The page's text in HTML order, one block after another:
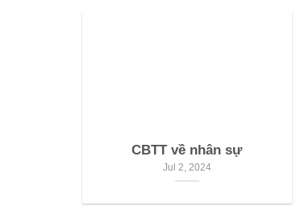
CBTT về nhân sự
Jul 2, 2024